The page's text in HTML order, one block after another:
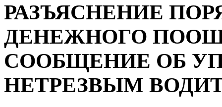
РАЗЪЯСНЕНИЕ
ДЕНЕЖНОГО
СООБЩЕНИЕ ОБ
НЕТРЕЗВЫМ